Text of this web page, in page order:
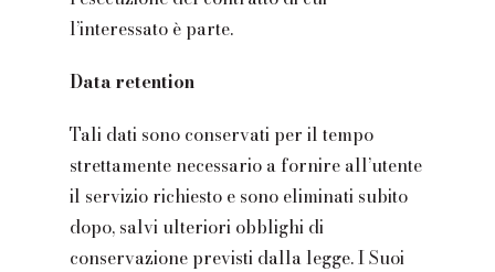
l’interessato è parte.
Data retention
Tali dati sono conservati per il tempo
strettamente necessario a fornire all’utente
il servizio richiesto e sono eliminati subito
dopo, salvi ulteriori obblighi di
conservazione previsti dalla legge. I Suoi